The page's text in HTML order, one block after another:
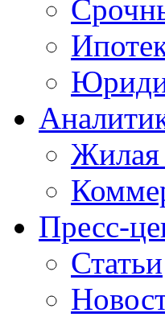
Жилая
Пресс-
Статьи